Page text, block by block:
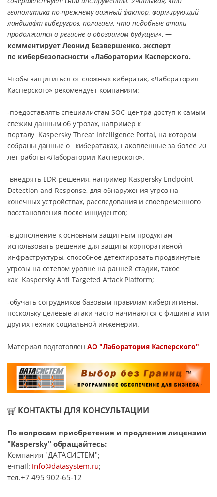
геополитика по-прежнему важный фактор, формирующий
ландшафт киберугроз, полагаем, что подобные атаки
продолжатся в регионе в обозримом будущем», —
комментирует Леонид Безвершенко, эксперт
по кибербезопасности «Лаборатории Касперского.
Чтобы защититься от сложных кибератак, «Лаборатория
Касперского» рекомендует компаниям:
-предоставлять специалистам SOC-центра доступ к самым
свежим данным об угрозах, например к
порталу Kaspersky Threat Intelligence Portal, на котором
собраны данные о кибератаках, накопленные за более 20
лет работы «Лаборатории Касперского».
-внедрять EDR-решения, например Kaspersky Endpoint
Detection and Response, для обнаружения угроз на
конечных устройствах, расследования и своевременного
восстановления после инцидентов;
-в дополнение к основным защитным продуктам
использовать решение для защиты корпоративной
инфраструктуры, способное детектировать продвинутые
угрозы на сетевом уровне на ранней стадии, такое
как Kaspersky Anti Targeted Attack Platform;
-обучать сотрудников базовым правилам кибергигиены,
поскольку целевые атаки часто начинаются с фишинга или
других техник социальной инженерии.
Материал подготовлен АО "Лаборатория Касперского"
КОНТАКТЫ ДЛЯ КОНСУЛЬТАЦИИ
По вопросам приобретения и продления лицензии
"Kaspersky" обращайтесь:
Компания "ДАТАСИСТЕМ";
e-mail: info@datasystem.ru;
тел.+7 495 902-65-12